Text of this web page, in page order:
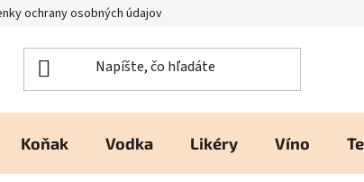
ochrany osobných údajov
Koňak Vodka Likéry Víno